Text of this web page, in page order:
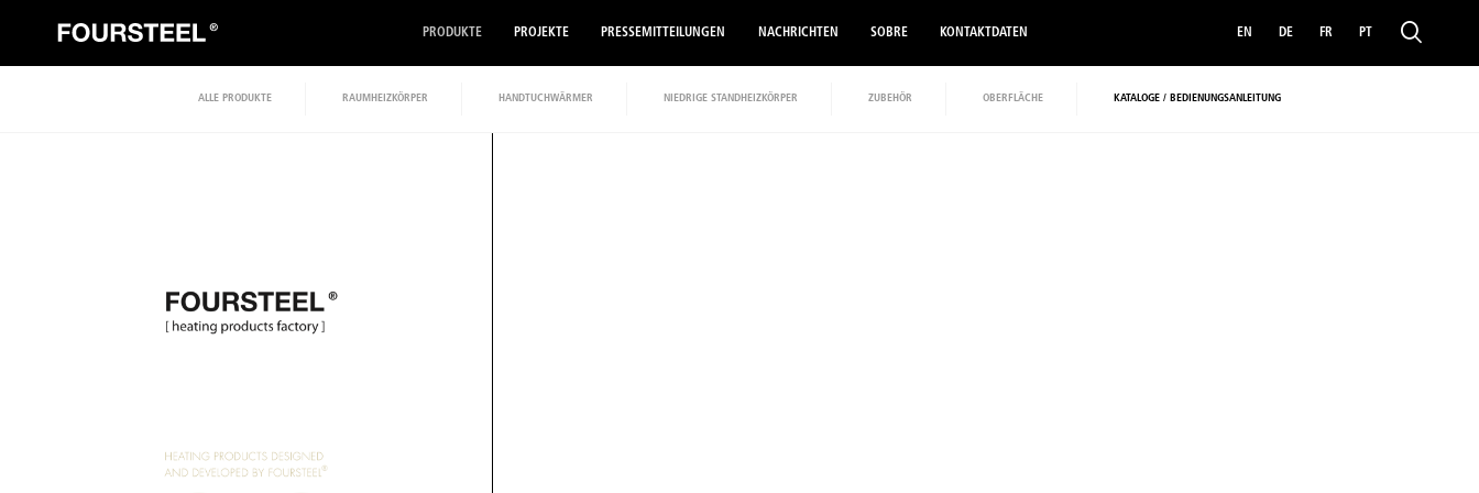
PRODUKTE PROJEKTE PRESSEMITTEILUNGEN NACHRICHTEN SOBRE KONTAKTDATEN EN DE FR PT
ALLE PRODUKTE RAUMHEIZKÖRPER HANDTUCHWÄRMER NIEDRIGE STANDHEIZKÖRPER ZUBEHÖR OBERFLÄCHE KATALOGE / BEDIENUNGSANLEITUNG